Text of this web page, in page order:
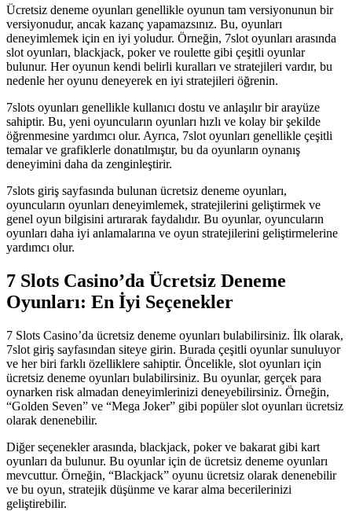
Ücretsiz deneme oyunları genellikle oyunun tam versiyonunun bir
versiyonudur, ancak kazanç yapamazsınız. Bu, oyunları
deneyimlemek için en iyi yoludur. Örneğin, 7slot oyunları arasında
slot oyunları, blackjack, poker ve roulette gibi çeşitli oyunlar
bulunur. Her oyunun kendi belirli kuralları ve stratejileri vardır, bu
nedenle her oyunu deneyerek en iyi stratejileri öğrenin.
7slots oyunları genellikle kullanıcı dostu ve anlaşılır bir arayüze
sahiptir. Bu, yeni oyuncuların oyunları hızlı ve kolay bir şekilde
öğrenmesine yardımcı olur. Ayrıca, 7slot oyunları genellikle çeşitli
temalar ve grafiklerle donatılmıştır, bu da oyunların oynanış
deneyimini daha da zenginleştirir.
7slots giriş sayfasında bulunan ücretsiz deneme oyunları,
oyuncuların oyunları deneyimlemek, stratejilerini geliştirmek ve
genel oyun bilgisini artırarak faydalıdır. Bu oyunlar, oyuncuların
oyunları daha iyi anlamalarına ve oyun stratejilerini geliştirmelerine
yardımcı olur.
7 Slots Casino’da Ücretsiz Deneme
Oyunları: En İyi Seçenekler
7 Slots Casino’da ücretsiz deneme oyunları bulabilirsiniz. İlk olarak,
7slot giriş sayfasından siteye girin. Burada çeşitli oyunlar sunuluyor
ve her biri farklı özelliklere sahiptir. Öncelikle, slot oyunları için
ücretsiz deneme oyunları bulabilirsiniz. Bu oyunlar, gerçek para
oynarken risk almadan deneyimlerinizi deneyebilirsiniz. Örneğin,
“Golden Seven” ve “Mega Joker” gibi popüler slot oyunları ücretsiz
olarak denenebilir.
Diğer seçenekler arasında, blackjack, poker ve bakarat gibi kart
oyunları da bulunur. Bu oyunlar için de ücretsiz deneme oyunları
mevcuttur. Örneğin, “Blackjack” oyunu ücretsiz olarak denenebilir
ve bu oyun, stratejik düşünme ve karar alma becerilerinizi
geliştirebilir.